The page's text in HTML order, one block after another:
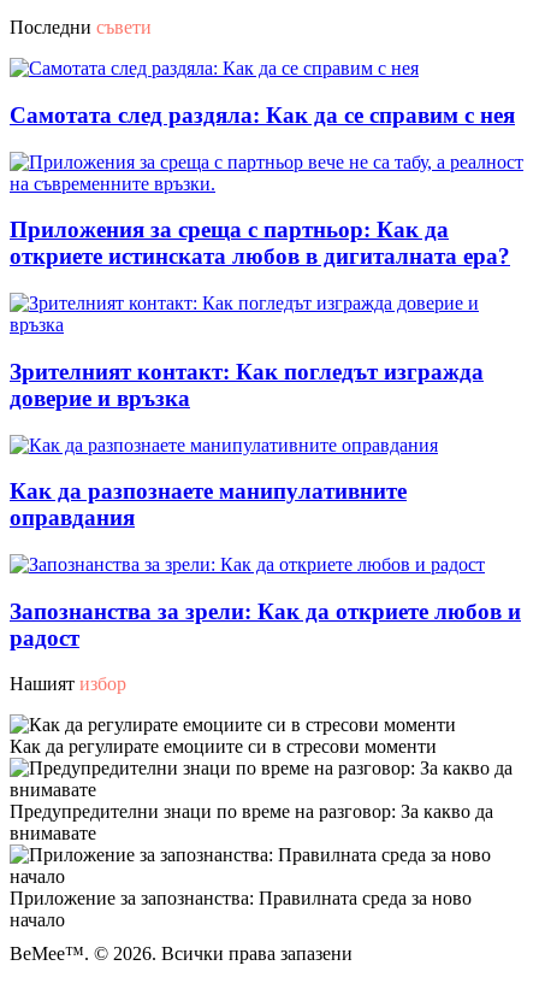
Последни съвети
Самотата след раздяла: Как да се справим с нея
Приложения за среща с партньор: Как да
откриете истинската любов в дигиталната ера?
Зрителният контакт: Как погледът изгражда
доверие и връзка
Как да разпознаете манипулативните
оправдания
Запознанства за зрели: Как да откриете любов и
радост
Нашият избор
Как да регулирате емоциите си в стресови моменти
Предупредителни знаци по време на разговор: За какво да
внимавате
Приложение за запознанства: Правилната среда за ново
начало
BeMee™. © 2026. Всички права запазени